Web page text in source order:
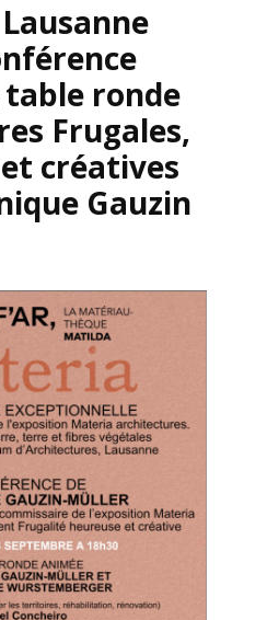
ronde
Frugales,
créatives
Gauzin